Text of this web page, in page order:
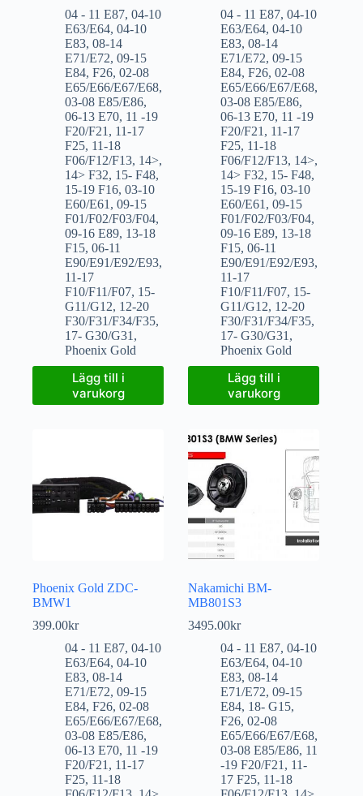
04 - 11 E87, 04-10
E63/E64, 04-10
E83, 08-14
E71/E72, 09-15
E84, F26, 02-08
E65/E66/E67/E68,
03-08 E85/E86,
06-13 E70, 11 -19
F20/F21 , 11-17
F25, 11-18
F06/F12/F13, 14>,
14> F32, 15- F48,
15-19 F16, 03-10
E60/E61 , 09-15
F01/F02/F03/F04,
09-16 E89, 13-18
F15, 06-11
E90/E91/E92/E93,
11-17
F10/F11/F07, 15-
G11/G12, 12-20
F30/F31/F34/F35,
17- G30/G31 ,
Phoenix Gold
Lägg till i
varukorg
04 - 11 E87,04-10
E63/E64,04-10
E83,08-14
E71/E72,09-15
E84,F26,02-08
E65/E66/E67/E68,
03-08 E85/E86,
06-13 E70, 11 -19
F20/F21 , 11-17
F25, 11-18
F06/F12/F13, 14>,
14> F32, 15- F48,
15-19 F16,03-10
E60/E61 ,09-15
F01/F02/F03/F04,
09-16 E89, 13-18
F15,06-11
E90/E91/E92/E93,
11-17
F10/F11/F07, 15-
G11/G12, 12-20
F30/F31/F34/F35,
17- G30/G31 ,
Phoenix Gold
Lägg till i
varukorg
Phoenix Gold ZDC-
BMW1
399.00kr
04 - 11 E87, 04-10
E63/E64, 04-10
E83, 08-14
E71/E72, 09-15
E84, F26, 02-08
E65/E66/E67/E68,
03-08 E85/E86,
06-13 E70, 11 -19
F20/F21 , 11-17
F25, 11-18
Nakamichi BM-
MB801S3
3495.00kr
04 - 11 E87,04-10
E63/E64,04-10
E83,08-14
E71/E72,09-15
E84, 18- G15,
F26,02-08
E65/E66/E67/E68,
03-08 E85/E86, 11
-19 F20/F21 , 11-
17 F25, 11-18